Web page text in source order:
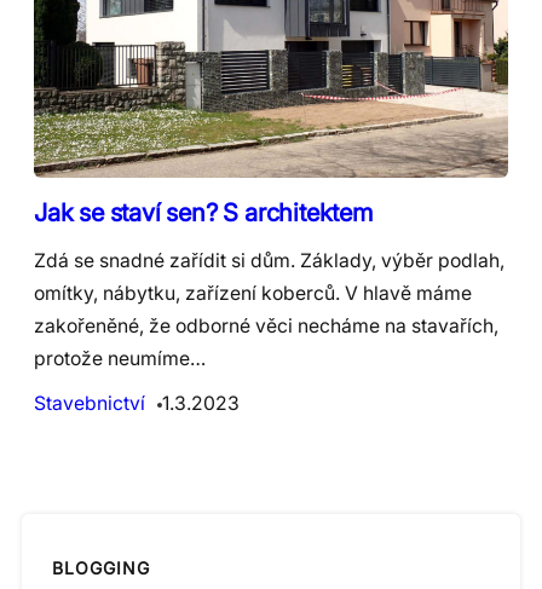
Jak se staví sen? S architektem
Zdá se snadné zařídit si dům. Základy, výběr podlah,
omítky, nábytku, zařízení koberců. V hlavě máme
zakořeněné, že odborné věci necháme na stavařích,
protože neumíme…
Stavebnictví
1.3.2023
BLOGGING